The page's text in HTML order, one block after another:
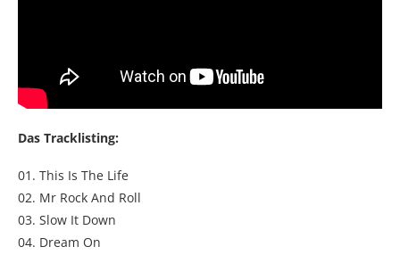
Das Tracklisting:
01. This Is The Life
02. Mr Rock And Roll
03. Slow It Down
04. Dream On